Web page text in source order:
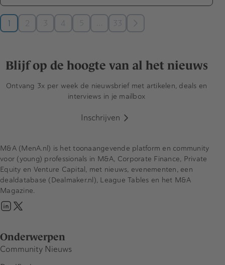
1 2 3 4 5 33
Blijf op de hoogte van al het nieuws
Ontvang 3x per week de nieuwsbrief met artikelen, deals en
interviews in je mailbox
Inschrijven
Onderwerpen
Community Nieuws
M&A (MenA.nl) is het toonaangevende platform en community
voor (young) professionals in M&A, Corporate Finance, Private
Equity en Venture Capital, met nieuws, evenementen, een
dealdatabase (Dealmaker.nl), League Tables en het M&A
Magazine.